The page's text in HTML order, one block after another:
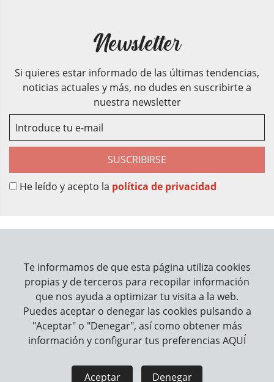
Newsletter
Si quieres estar informado de las últimas tendencias,
noticias actuales y más, no dudes en suscribirte a
nuestra newsletter
SUSCRIBIRSE
He leído y acepto la política de privacidad
Información
Cómo trabajamos
Información legal
Política de Privacidad
Te informamos de que esta página utiliza cookies
propias y de terceros para recopilar información
que nos ayuda a optimizar tu visita a la web.
Puedes aceptar o denegar las cookies pulsando a
"Aceptar" o "Denegar", así como obtener más
información y configurar tus preferencias AQUÍ
Aceptar Denegar